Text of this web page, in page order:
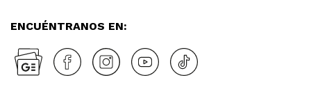
ENCUÉNTRANOS EN: